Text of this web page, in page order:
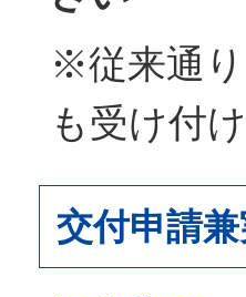
※従来通
も受け付
交付申請